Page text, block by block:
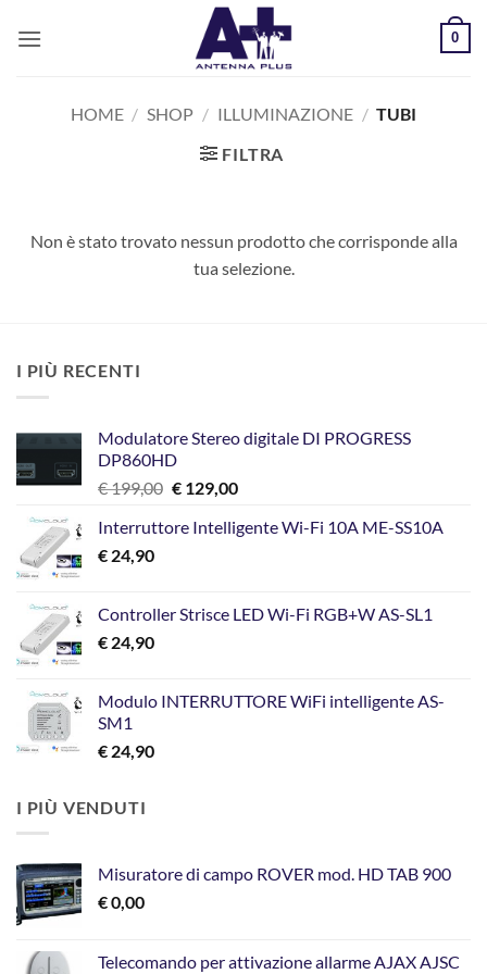
0
HOME / SHOP / ILLUMINAZIONE / TUBI
FILTRA
Non è stato trovato nessun prodotto che corrisponde alla
tua selezione.
I PIÙ RECENTI
Modulatore Stereo digitale DI PROGRESS
DP860HD
€199,00 Il
originale
€129,00Il
attuale
Interruttore Intelligente Wi-Fi 10A ME-SS10A
€ 24,90
Controller Strisce LED Wi-Fi RGB+W AS-SL1
€ 24,90
Modulo INTERRUTTORE WiFi intelligente AS-
SM1
€ 24,90
I PIÙ VENDUTI
Misuratore di campo ROVER mod. HD TAB 900
€0,00
Telecomando per attivazione allarme AJAX AJSC